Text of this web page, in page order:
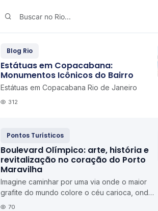
Blog Rio
Estátuas em Copacabana:
Monumentos Icônicos do Bairro
Estátuas em Copacabana Rio de Janeiro
312
Pontos Turísticos
Boulevard Olímpico: arte, história e
revitalização no coração do Porto
Maravilha
Imagine caminhar por uma via onde o maior
grafite do mundo colore o céu carioca, onde
armazéns centenários abrigam gastronomia e
70